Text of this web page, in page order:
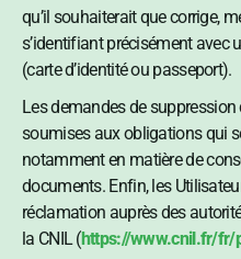
qu’il souhaiterait que corrige,
s’identifiant précisément avec
(carte d’identité ou passeport).
Les demandes de
soumises aux obligations qui
notamment en matière de
documents. Enfin, les
réclamation auprès des
la CNIL (https://www.cnil.fr/fr/